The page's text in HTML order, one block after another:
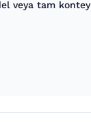
veya tam kontey